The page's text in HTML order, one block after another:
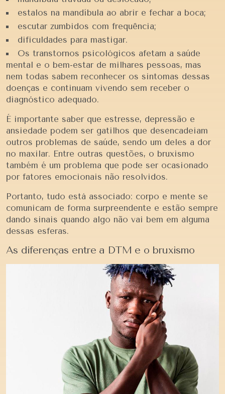
estalos na mandíbula ao abrir e fechar a boca;
escutar zumbidos com frequência;
dificuldades para mastigar.
Os transtornos psicológicos afetam a saúde
mental e o bem-estar de milhares pessoas, mas
nem todas sabem reconhecer os sintomas dessas
doenças e continuam vivendo sem receber o
diagnóstico adequado.
É importante saber que estresse, depressão e
ansiedade podem ser gatilhos que desencadeiam
outros problemas de saúde, sendo um deles a dor
no maxilar. Entre outras questões, o bruxismo
também é um problema que pode ser ocasionado
por fatores emocionais não resolvidos.
Portanto, tudo está associado: corpo e mente se
comunicam de forma surpreendente e estão sempre
dando sinais quando algo não vai bem em alguma
dessas esferas.
As diferenças entre a DTM e o bruxismo